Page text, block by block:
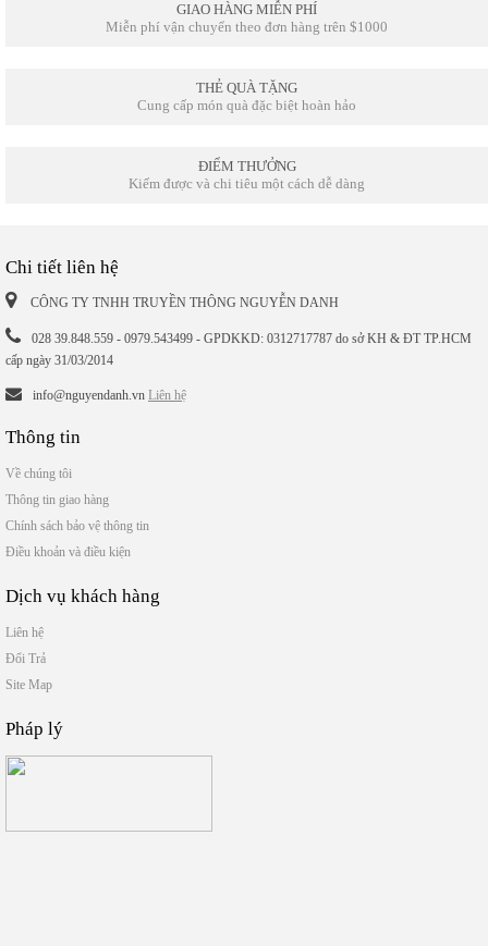
GIAO HÀNG MIỄN PHÍ
Miễn phí vận chuyển theo đơn hàng trên $1000
THẺ QUÀ TẶNG
Cung cấp món quà đặc biệt hoàn hảo
ĐIỂM THƯỞNG
Kiếm được và chi tiêu một cách dễ dàng
Chi tiết liên hệ
CÔNG TY TNHH TRUYỀN THÔNG NGUYỄN DANH
028 39.848.559 - 0979.543499 - GPDKKD: 0312717787 do sở KH & ĐT TP.HCM
cấp ngày 31/03/2014
info@nguyendanh.vn Liên hệ
Thông tin
Về chúng tôi
Thông tin giao hàng
Chính sách bảo vệ thông tin
Điều khoản và điều kiện
Dịch vụ khách hàng
Liên hệ
Đổi Trả
Site Map
Pháp lý